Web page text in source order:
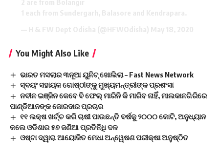
You Might Also Like
ଭାରତ ମସଲାର ୩ନୂଆ ୟୁନିଟ୍‍ ଖୋଲିଲା – Fast News Network
ସ୍ବୟଂ ସହାୟକ ଗୋଷ୍ଠୀଙ୍କୁ ମୁଖ୍ୟମନ୍ତ୍ରୀଙ୍କ ପ୍ରଶଂସା
ନବୀନ ଇଞ୍ଜିନ କେବେ ବି ଫେଲ୍‌ ମାରିନି କି ମାରିବ ନାହିଁ, ମାଲକାନଗିରିରେ
ପାଣ୍ଡିଆନଙ୍କ ଜୋରଦାର ପ୍ରଚାର
୧୧ ଲକ୍ଷ ଖର୍ଚ୍ଚ କରି ଚାଷୀ ପାଉଛନ୍ତି ବର୍ଷକୁ ୨୦୦୦ କୋଟି, ଅନୁଧ୍ୟାନ
କଲେ ଓଡିଶାର ୫୭ ଜଣିଆ ପ୍ରତିନିଧି ଦଳ
ଓଷ୍ଟା ଦ୍ୱାରା ଆୟୋଜିତ ମେଧା ଅନ୍ୱେଷଣ ପରୀକ୍ଷା ଅନୁଷ୍ଠିତ